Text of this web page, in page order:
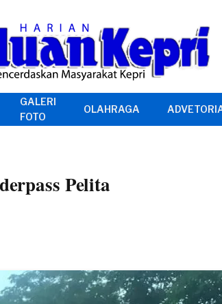
GALERI
FOTO
OLAHRAGA
Pelita